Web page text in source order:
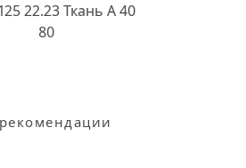
22.23 Ткань A 40
80
рекомендации